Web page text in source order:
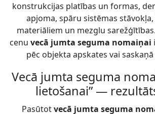
konstrukcijas platības un formas,
apjoma, spāru sistēmas
materiāliem un mezglu
cenu vecā jumta seguma nomaiņai
pēc objekta apskates vai
Vecā jumta seguma
lietošanai” —
Pasūtotvecā jumta seguma